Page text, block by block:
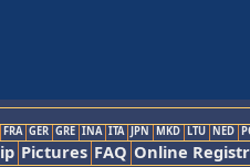
FRA GER GRE INA ITA JPN MKD LTU NED
Pictures FAQ Online